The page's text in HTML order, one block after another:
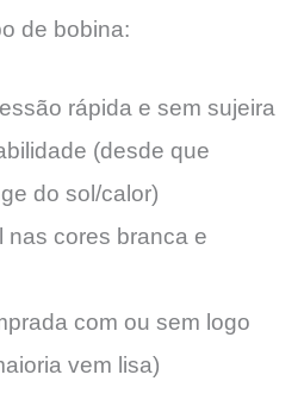
de bobina:
rápida e sem sujeira
(desde que
do sol/calor)
nas cores branca e
com ou sem logo
vem lisa)